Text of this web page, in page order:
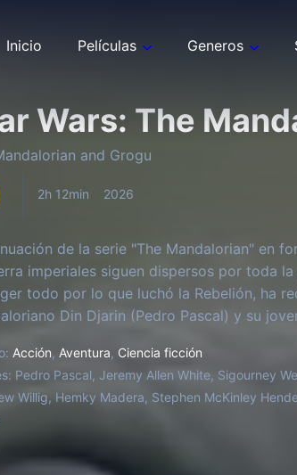
Inicio Películas Generos
Wars: The
and Grogu
2h 12min 2026
de la serie "The Mandalorian" en
imperiales siguen dispersos por toda
todo por lo que luchó la Rebelión, ha
Din Djarin (Pedro Pascal) y su
Acción, Aventura, Ciencia ficción
Pedro Pascal, Jeremy Allen White, Sigourney
Willig, Hemky Madera, Stephen McKinley